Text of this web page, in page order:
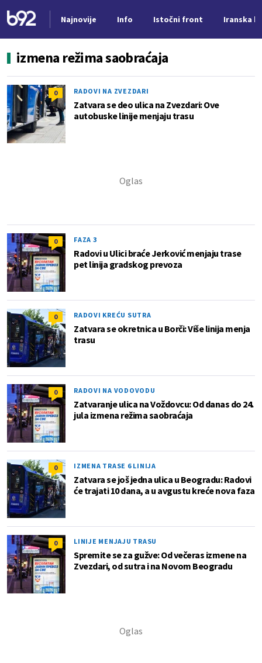
Najnovije Info Istočni front Iranska
izmena režima saobraćaja
0 RADOVI NA ZVEZDARI
Zatvara se deo ulica na Zvezdari: Ove
autobuske linije menjaju trasu
0 FAZA 3
Radovi u Ulici braće Jerković menjaju trase
pet linija gradskog prevoza
0 RADOVI KREĆU SUTRA
Zatvara se okretnica u Borči: Više linija menja
trasu
0 RADOVI NA VODOVODU
Zatvaranje ulica na Voždovcu: Od danas do 24.
jula izmena režima saobraćaja
0 IZMENA TRASE 6 LINIJA
Zatvara se još jedna ulica u Beogradu: Radovi
će trajati 10 dana, a u avgustu kreće nova faza
0 LINIJE MENJAJU TRASU
Spremite se za gužve: Od večeras izmene na
Zvezdari, od sutra i na Novom Beogradu